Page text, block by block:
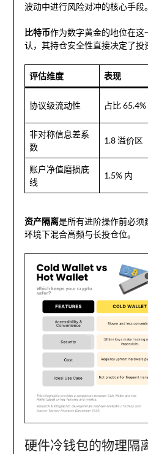
波动中进行风险对冲的核心手段。
比特币作为数字黄金的地位在这
认，其持仓安全性直接决定了投
评估维度 表现
协议级流动性 占比 65.4%
非对称信息差系
数
1.8 溢价区
账户净值磨损底
线
1.5% 内
资产隔离是所有进阶操作前必须
环境下混合高频与长投仓位。
硬件冷钱包的物理隔